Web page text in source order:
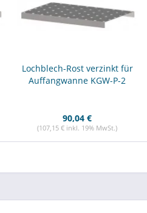
Lochblech-Rost verzinkt für
Auffangwanne KGW-P-2
90,04 €
(107,15 € inkl. 19% MwSt.)